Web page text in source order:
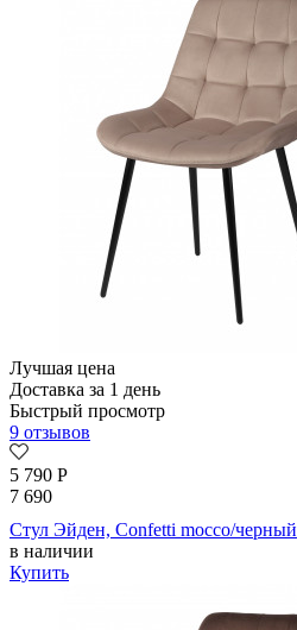
Лучшая цена
Доставка за 1 день
Быстрый просмотр
9 отзывов
5 790 Р
7 690
Стул Эйден, Confetti mocco/черный
в наличии
Купить